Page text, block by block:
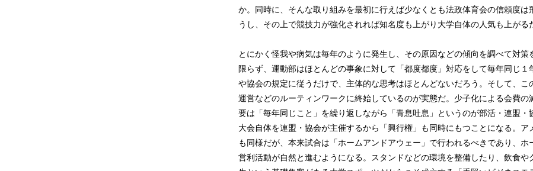
か。同時に、そんな取り組みを最初に行えば少なくとも法政体育会の信頼度
うし、その上で競技力が強化されれば知名度も上がり大学自体の人気も上がる
とにかく怪我や病気は毎年のように発生し、その原因などの傾向を調べて対
限らず、運動部はほとんどの事象に対して「都度都度」対応をして毎年同じ
や協会の規定に従うだけで、主体的な思考はほとんどないだろう。そして、
運営などのルーティンワークに終始しているのが実態だ。少子化による会費の
要は「毎年同じこと」を繰り返しながら「青息吐息」というのが部活・連盟・
大会自体を連盟・協会が主催するから「興行権」も同時にもつことになる。
も同様だが、本来試合は「ホームアンドアウェー」で行われるべきであり、
営利活動が自然と進むようになる。スタンドなどの環境を整備したり、飲食